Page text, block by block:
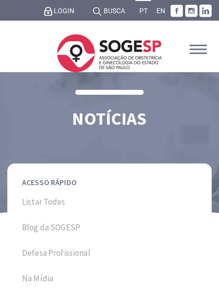
LOGIN BUSCA PT EN
NOTÍCIAS
ACESSO RÁPIDO
Listar Todas
Blog da SOGESP
Defesa Profissional
Na Mídia